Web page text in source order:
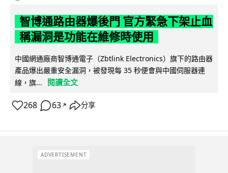
智博通路由器爆後門 官方緊急下架止血
稱漏洞是功能在維修時使用
中國網通廠商智博通電子（Zbtlink Electronics）旗下的路由器
產品爆出嚴重安全漏洞，被發現每 35 秒便會與中國伺服器連
線，旗...
閱讀全文
268 63 ↗ 分享
ADVERTISEMENT